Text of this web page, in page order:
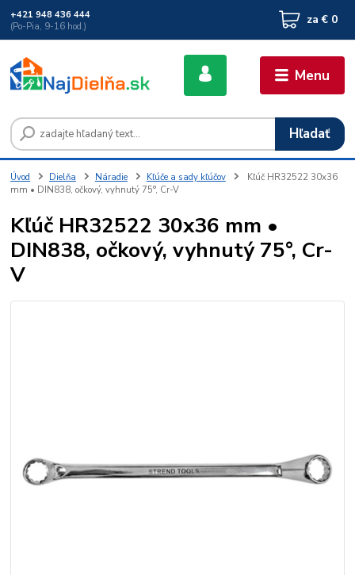
Menu
Hľadať
+421 948 436 444
(Po-Pia, 9-16 hod.)
za € 0
Úvod Dielňa Náradie Kľúče a sady kľúčov
Kľúč HR32522 30x36
mm • DIN838, očkový, vyhnutý 75°, Cr-V
Kľúč HR32522 30x36 mm •
DIN838, očkový, vyhnutý 75°, Cr-
V